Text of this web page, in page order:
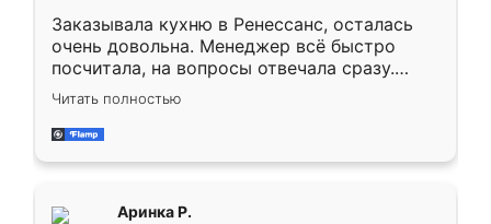
Заказывала кухню в Ренессанс, осталась
очень довольна. Менеджер всё быстро
посчитала, на вопросы отвечала сразу.
Замерщик приехал в субботу, подошёл к
делу со всей ответственностью. Собрали
за день, ребята работали аккуратно, даже
Читать полностью
Аринка Р.